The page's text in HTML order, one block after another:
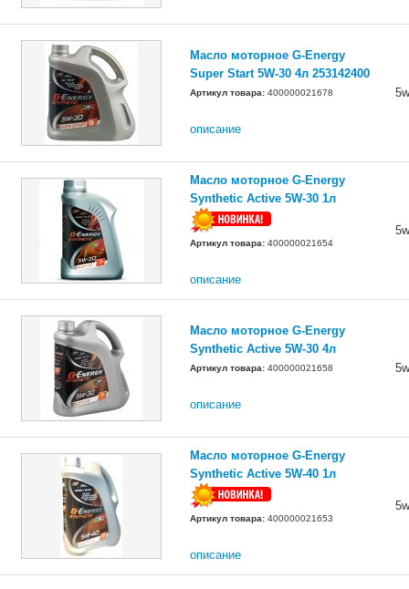
Масло моторное G-Energy
Super Start 5W-30 4л 253142400
Артикул товара: 400000021678
описание
Масло моторное G-Energy
Synthetic Active 5W-30 1л
Артикул товара: 400000021654
описание
Масло моторное G-Energy
Synthetic Active 5W-30 4л
Артикул товара: 400000021658
описание
Масло моторное G-Energy
Synthetic Active 5W-40 1л
Артикул товара: 400000021653
описание